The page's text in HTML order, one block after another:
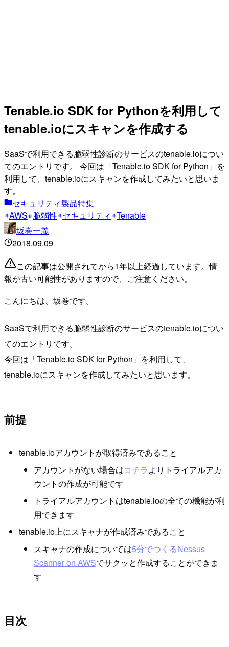
Tenable.io SDK for Pythonを利用して
tenable.ioにスキャンを作成する
SaaSで利用できる脆弱性診断のサービスのtenable.ioについ
てのエントリです。 今回は「Tenable.io SDK for Python」を
利用して、tenable.ioにスキャンを作成してみたいと思いま
す。
セキュリティ製品特集
AWS 脆弱性 セキュリティ Tenable
坂巻一義
2018.09.09
この記事は公開されてから1年以上経過しています。情
報が古い可能性がありますので、ご注意ください。
こんにちは、坂巻です。
SaaSで利用できる脆弱性診断のサービスのtenable.ioについ
てのエントリです。
今回は「Tenable.io SDK for Python」を利用して、
tenable.ioにスキャンを作成してみたいと思います。
前提
tenable.ioアカウントが取得済みであること
アカウントがない場合はコチラよりトライアルアカ
ウントの作成が可能です
トライアルアカウントはtenable.ioの全ての機能が利
用できます
tenable.io上にスキャナが作成済みであること
スキャナの作成については5分でつくるNessus
Scanner on AWSでサクッと作成することができま
す
目次